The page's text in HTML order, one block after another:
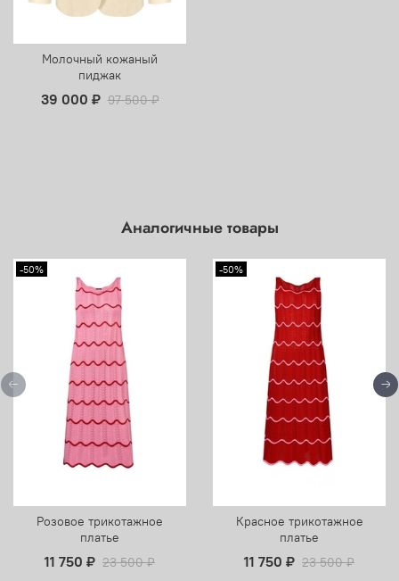
Молочный кожаный
пиджак
39 000 ₽ 97 500 ₽
Аналогичные товары
-50%
Розовое трикотажное
платье
11 750 ₽ 23 500 ₽
-50%
Красное трикотажное
платье
11 750 ₽ 23 500 ₽